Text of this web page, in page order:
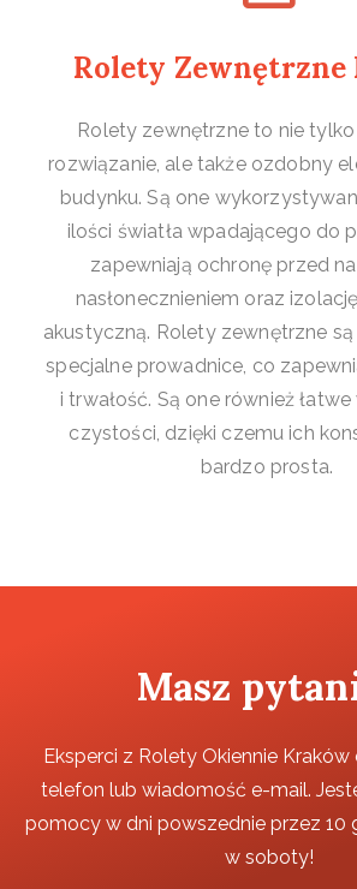
Rolety Zewnętrzne
Rolety zewnętrzne to nie
rozwiązanie, ale także ozdobny
budynku. Są one
ilości światła wpadającego do
zapewniają ochronę przed
nasłonecznieniem oraz
akustyczną. Rolety zewnętrzne
specjalne prowadnice, co
i trwałość. Są one również
czystości, dzięki czemu ich
bardzo prosta.
Masz
Eksperci z Rolety Okiennie Kraków
telefon lub wiadomość e-mail.
pomocy w dni powszednie przez 10
w soboty!